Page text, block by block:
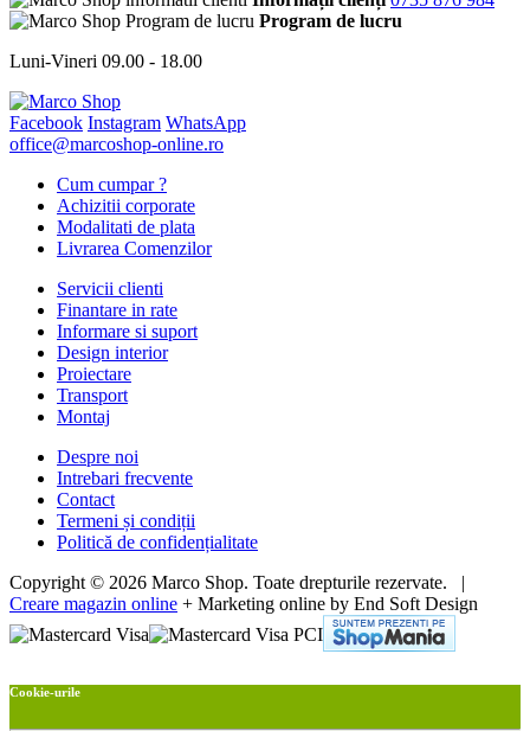
Program de lucru
Luni-Vineri 09.00 - 18.00
Facebook Instagram WhatsApp
office@marcoshop-online.ro
Cum cumpar ?
Achizitii corporate
Modalitati de plata
Livrarea Comenzilor
Servicii clienti
Finantare in rate
Informare si suport
Design interior
Proiectare
Transport
Montaj
Despre noi
Intrebari frecvente
Contact
Termeni și condiții
Politică de confidențialitate
Copyright © 2026 Marco Shop. Toate drepturile rezervate. |
Creare magazin online + Marketing online by End Soft Design
Cookie-urile